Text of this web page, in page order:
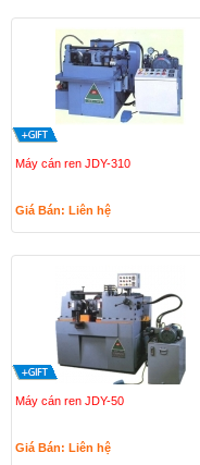
Máy cán ren JDY-310
Giá Bán: Liên hệ
Máy cán ren JDY-50
Giá Bán: Liên hệ